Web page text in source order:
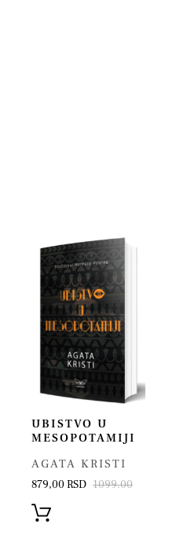
UBISTVO U
MESOPOTAMIJI
AGATA KRISTI
879,00 RSD 1099.00